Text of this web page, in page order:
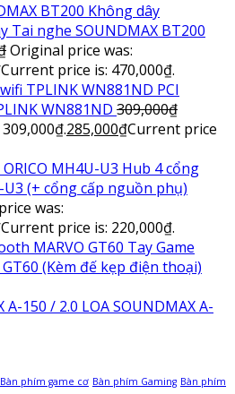
Không dây
Tai nghe SOUNDMAX BT200
Original price was:
Current price is: 470,000₫.
PCI
WN881ND 309,000₫
285,000₫Current price
Hub 4 cổng
U3 (+ cổng cấp nguồn phụ)
was:
Current price is: 220,000₫.
Tay Game
(Kèm đế kẹp điện thoại)
LOA SOUNDMAX A-
Bàn phím game cơ Bàn phím Gaming Bàn phím